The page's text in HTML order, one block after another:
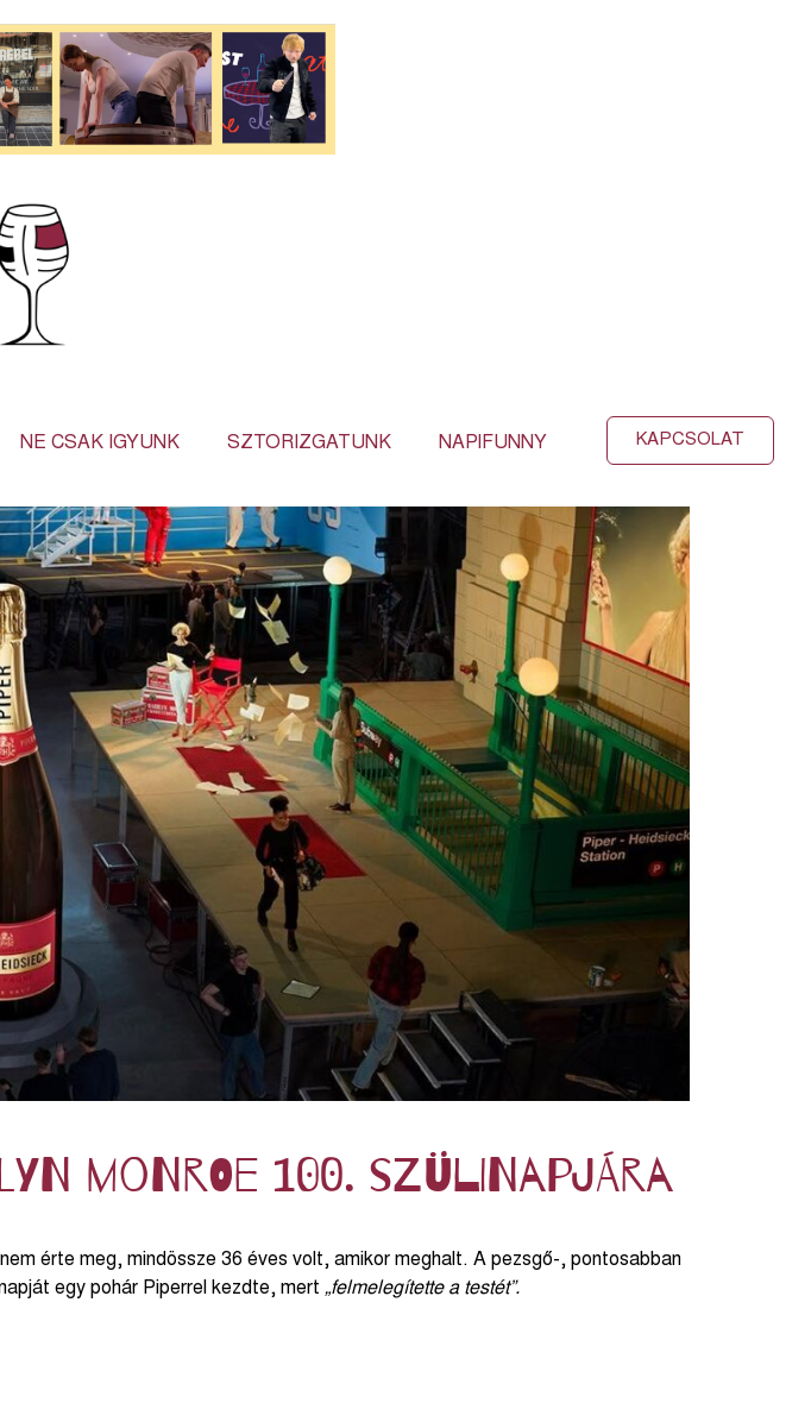
NE CSAK IGYUNK SZTORIZGATUNK NAPIFUNNY KAPCSOLAT
Monroe 100. szülinapjára
érte meg, mindössze 36 éves volt, amikor meghalt. A pezsgő-, pontosabban
egy pohár Piperrel kezdte, mert „felmelegítette a testét”.